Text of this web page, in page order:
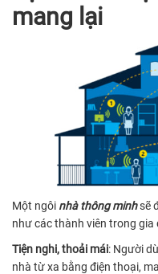
mang lại
Một ngôi nhà thông minhsẽ
như các thành viên trong gia
Tiện nghi, thoải mái: Người
nhà từ xa bằng điện thoại,